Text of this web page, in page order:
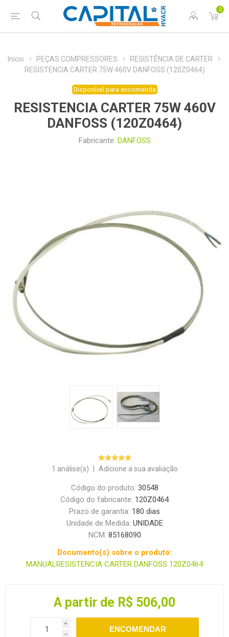
0
Início PEÇAS COMPRESSORES
RESISTÊNCIA DE CARTER
RESISTENCIA CARTER 75W 460V DANFOSS (120Z0464)
Disponível para encomenda
RESISTENCIA CARTER 75W 460V
DANFOSS (120Z0464)
Fabricante: DANFOSS
1 análise(s) Adicione a sua avaliação
Código do produto: 30548
Código do fabricante: 120Z0464
Prazo de garantia: 180 dias
Unidade de Medida: UNIDADE
NCM: 85168090
Documento(s) sobre o produto:
MANUALRESISTENCIA CARTER DANFOSS 120Z0464
A partir de R$ 506,00
i
h
ENCOMENDAR